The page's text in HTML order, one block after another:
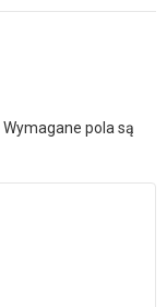
Wymagane pola są